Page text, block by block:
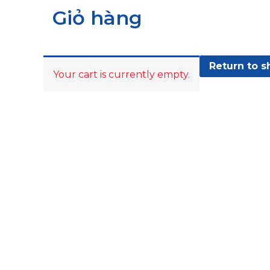
Giỏ hàng
Your cart is currently empty.
Return to